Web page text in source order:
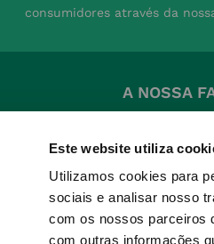
Este website utiliza
Utilizamos cookies para
sociais e analisar nosso
com os nossos parceiros
com outras informações
consumidores através da
A NOSSA
Perguntas
Termos e
Política de